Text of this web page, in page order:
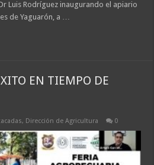
Luis Rodríguez inaugurando el apiario
de Yaguarón, a …
EN TIEMPO DE
, Dirección de Agricultura 0